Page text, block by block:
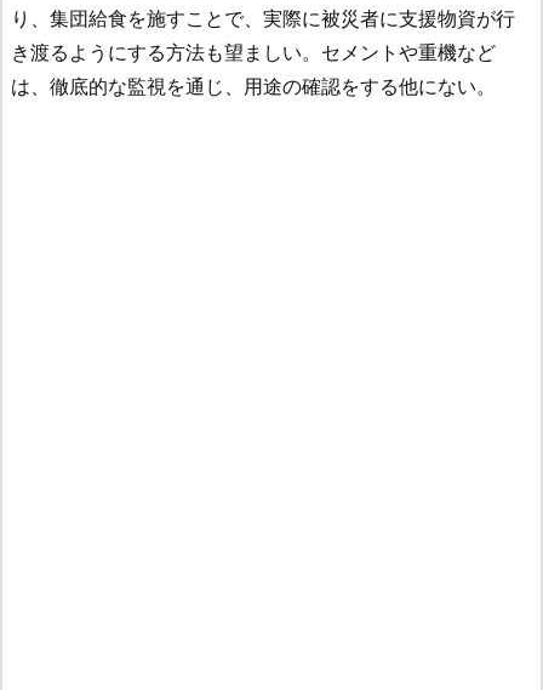
り、集団給食を施すことで、実際に被災者に支援物資が行
き渡るようにする方法も望ましい。セメントや重機など
は、徹底的な監視を通じ、用途の確認をする他にない。